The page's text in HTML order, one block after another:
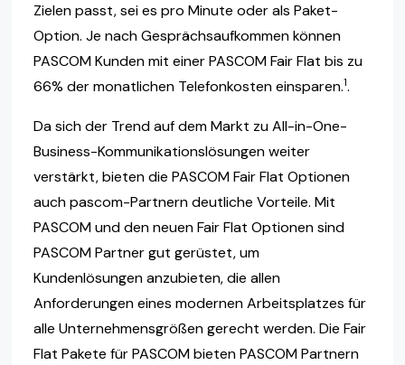
Zielen passt, sei es pro Minute oder als Paket-
Option. Je nach Gesprächsaufkommen können
PASCOM Kunden mit einer PASCOM Fair Flat bis zu
66% der monatlichen Telefonkosten einsparen.1.
Da sich der Trend auf dem Markt zu All-in-One-
Business-Kommunikationslösungen weiter
verstärkt, bieten die PASCOM Fair Flat Optionen
auch pascom-Partnern deutliche Vorteile. Mit
PASCOM und den neuen Fair Flat Optionen sind
PASCOM Partner gut gerüstet, um
Kundenlösungen anzubieten, die allen
Anforderungen eines modernen Arbeitsplatzes für
alle Unternehmensgrößen gerecht werden. Die Fair
Flat Pakete für PASCOM bieten PASCOM Partnern